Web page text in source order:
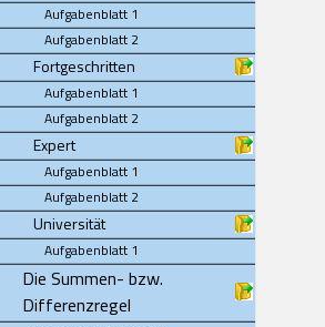
Aufgabenblatt 1
Aufgabenblatt 2
Fortgeschritten
Aufgabenblatt 1
Aufgabenblatt 2
Expert
Aufgabenblatt 1
Aufgabenblatt 2
Universität
Aufgabenblatt 1
Die Summen- bzw.
Differenzregel